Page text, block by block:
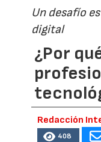
Un desafío
digital
¿Por
Redacción
408